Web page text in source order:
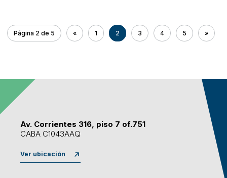
Página 2 de 5 « 1 2 3 4 5 »
Av. Corrientes 316, piso 7 of.751
CABA C1043AAQ
Ver ubicación